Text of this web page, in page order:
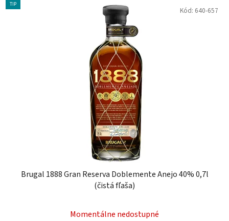
TIP
Brugal 1888 Gran Reserva Doblemente Anejo 40% 0,7l
(čistá fľaša)
Momentálne nedostupné
Kód: 640-657